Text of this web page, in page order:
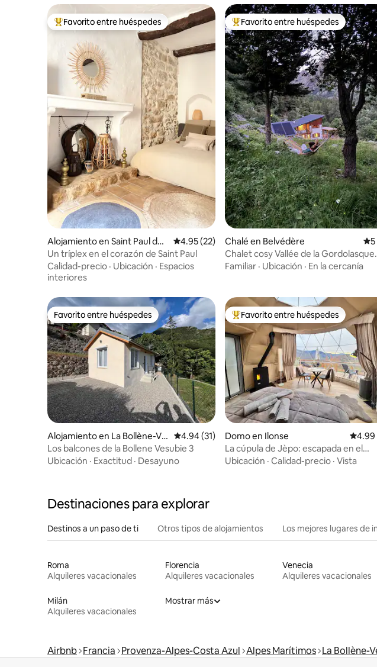
Favorito entre huéspedes preferido
Favorito entre huéspedes
Alojamiento en Saint Paul de
Vence
Calificación promedio: 4.95 de 5, 22 reseñas
4.95 (22)
Un tríplex en el corazón de Saint Paul
Calidad-precio · Ubicación · Espacios
interiores
Favorito entre huéspedes preferido
Favorito entre huéspedes
Chalé en Belvédère
Chalet cosy Vallée de la Gordolasque
Mercantour
Familiar · Ubicación · En la cercanía
Favorito entre huéspedes
Favorito entre huéspedes
Alojamiento en La Bollène-Vé
subie
Calificación promedio: 4.94 de 5, 31 reseñas
4.94 (31)
Los balcones de la Bollene Vesubie 3
Ubicación · Exactitud · Desayuno
Favorito entre huéspedes preferido
Favorito entre huéspedes
Domo en Ilonse
4.99
La cúpula de Jèpo: escapada en el
corazón de la naturaleza
Ubicación · Calidad-precio · Vista
Destinaciones para explorar
Destinos a un paso de ti Otros tipos de alojamientos Los mejores lugares de
Roma
Alquileres vacacionales
Florencia
Alquileres vacacionales
Venecia
Alquileres vacacionales
Milán
Alquileres vacacionales
Mostrar más
Airbnb Francia Provenza-Alpes-Costa Azul Alpes Marítimos La Bollène-